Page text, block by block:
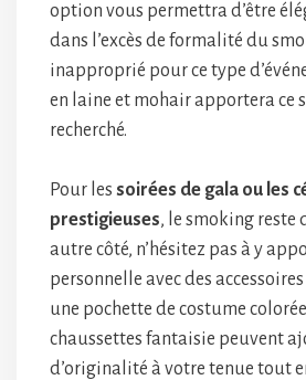
option vous permettra d’être
dans l’excès de formalité du
inapproprié pour ce type
en laine et mohair apportera ce
recherché.
Pour les soirées de gala ou les
prestigieuses, le smoking reste
autre côté, n’hésitez pas à y
personnelle avec des
une pochette de costume
chaussettes fantaisie peuvent
d’originalité à votre tenue tout